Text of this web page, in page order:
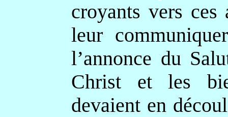
croyants vers ces
leur
l’annonce du
Christ et les
devaient en